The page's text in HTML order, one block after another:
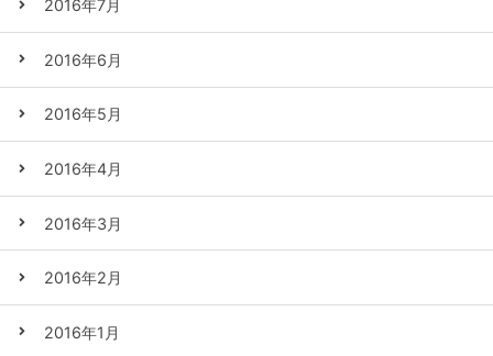
2016年7月
2016年6月
2016年5月
2016年4月
2016年3月
2016年2月
2016年1月